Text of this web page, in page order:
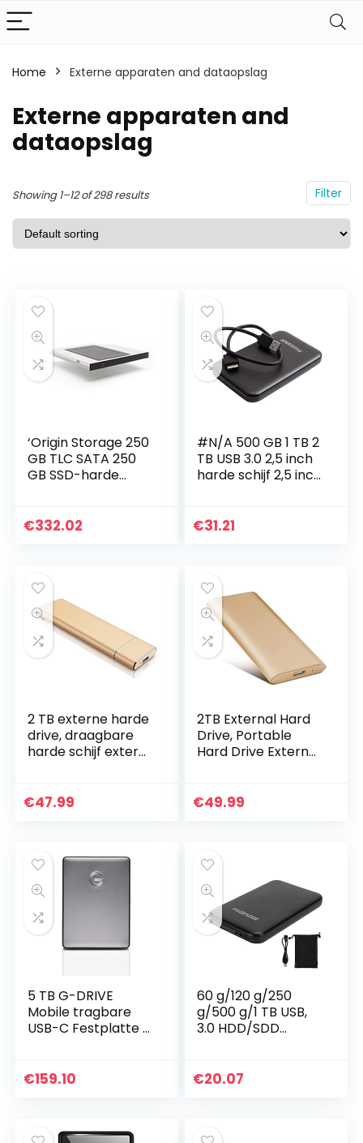
Home Externe apparaten and dataopslag
Externe apparaten and
dataopslag
Filter
Showing 1–12 of 298 results
‘Origin Storage 250
GB TLC SATA 250
GB SSD-harde
Precision
€332.02
#N/A 500 GB 1 TB 2
TB USB 3.0 2,5 inch
harde schijf 2,5 inch
€31.21
2 TB externe harde
drive, draagbare
harde schijf extern
laptop PC (2 TB,
€47.99
2TB External Hard
Drive, Portable
Hard Drive External
Laptop PC(2TB-
€49.99
5 TB G-DRIVE
Mobile tragbare
USB-C Festplatte –
€159.10
60 g/120 g/250
g/500 g/1 TB USB,
3.0 HDD/SDD
inch hoge snelheid
€20.07